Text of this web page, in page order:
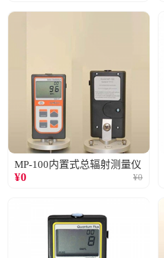
MP-100内置式总辐射测量仪
¥0 ¥0